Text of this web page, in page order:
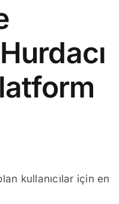
kullanıcılar için en